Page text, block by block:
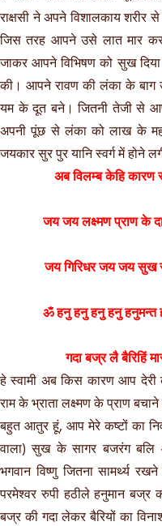
राक्षसी ने अपने विशालकाय
जिस तरह आपने उसे लात मार
जाकर आपने विभिषण को सुख
की। आपने रावण की लंका के
यम के दूत बने। जितनी तेजी से
अपनी पूंछ से लंका को लाख के
जयकार सुर पुर यानि स्वर्ग में होने
अब विलम्ब केहि कारण
जय जय लक्ष्मण प्राण के
जय गिरिधर जय जय सुख
ॐ हनु हनु हनु हनु हनुमन्त
गदा बज्र लै बैरिहिं
हे स्वामी अब किस कारण आप देरी
राम के भ्राता लक्ष्मण के प्राण
बहुत आतुर हूं, आप मेरे कष्टों का
वाला) सुख के सागर बजरंग
भगवान विष्णु जितना सामर्थ्य
परमेश्वर रुपी हठीले हनुमान
बज्र की गदा लेकर बैरियों का